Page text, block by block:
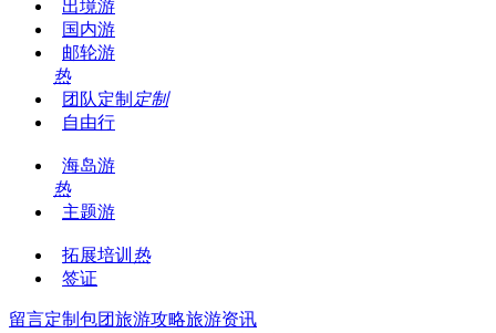
出境游
国内游
邮轮游
热
团队定制 定制
自由行
海岛游
热
主题游
拓展培训 热
签证
留言定制包团旅游攻略旅游资讯